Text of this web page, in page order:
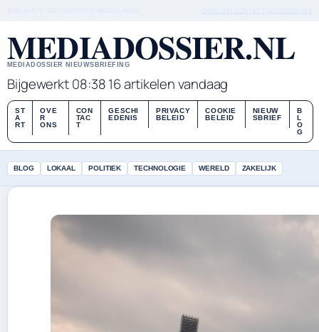
MEDIADOSSIER.NL
MEDIADOSSIER NIEUWSBRIEFING
Bijgewerkt 08:3816 artikelen vandaag
ST
A
RT
OVE
R
ONS
CON
TAC
T
GESCHI
EDENIS
PRIVACY
BELEID
COOKIE
BELEID
NIEUW
SBRIEF
B
L
O
G
BLOG LOKAAL POLITIEK TECHNOLOGIE WERELD ZAKELIJK